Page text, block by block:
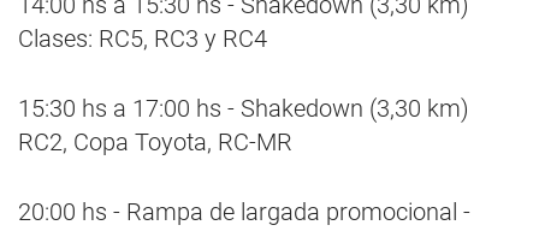
Clases: RC5, RC3 y RC4
15:30 hs a 17:00 hs - Shakedown (3,30 km)
RC2, Copa Toyota, RC-MR
20:00 hs - Rampa de largada promocional -